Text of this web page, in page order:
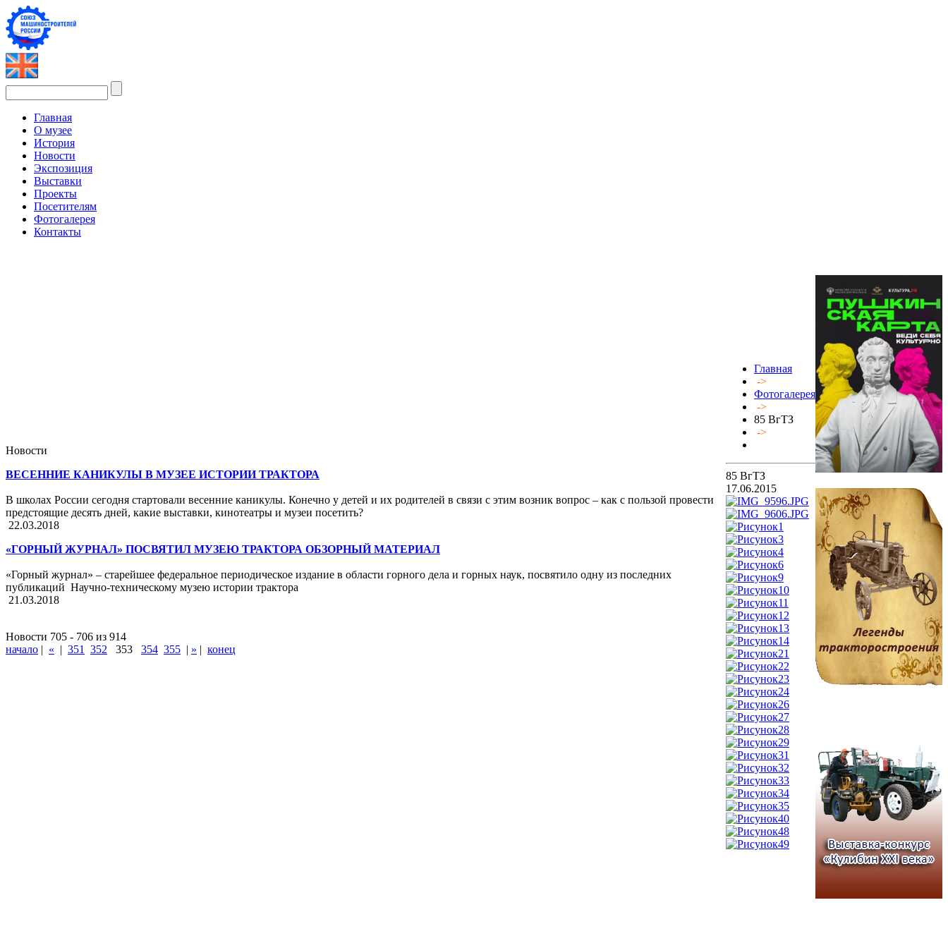
Главная
О музее
История
Новости
Экспозиция
Выставки
Проекты
Посетителям
Фотогалерея
Контакты
Новости
ВЕСЕННИЕ КАНИКУЛЫ В МУЗЕЕ ИСТОРИИ ТРАКТОРА
В школах России сегодня стартовали весенние каникулы. Конечно у детей и их родителей в связи с этим возник вопрос – как с пользой провести
предстоящие десять дней, какие выставки, кинотеатры и музеи посетить?
22.03.2018
«ГОРНЫЙ ЖУРНАЛ» ПОСВЯТИЛ МУЗЕЮ ТРАКТОРА ОБЗОРНЫЙ МАТЕРИАЛ
«Горный журнал» – старейшее федеральное периодическое издание в области горного дела и горных наук, посвятило одну из последних
публикаций Научно-техническому музею истории трактора
21.03.2018
Новости 705 - 706 из 914
начало | « | 351 352 353 354 355 | » | конец
Главная
->
Фотогалерея
->
85 ВгТЗ
->
85 ВгТЗ
17.06.2015